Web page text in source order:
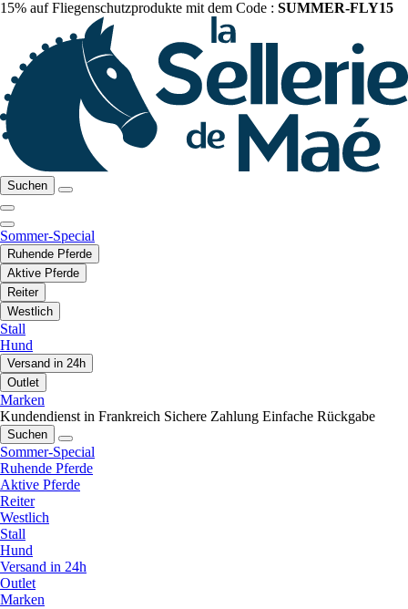
15% auf Fliegenschutzprodukte mit dem Code : SUMMER-FLY15
Suchen
Sommer-Special
Ruhende Pferde
Aktive Pferde
Reiter
Westlich
Stall
Hund
Versand in 24h
Outlet
Marken
Kundendienst in Frankreich Sichere Zahlung Einfache Rückgabe
Suchen
Sommer-Special
Ruhende Pferde
Aktive Pferde
Reiter
Westlich
Stall
Hund
Versand in 24h
Outlet
Marken